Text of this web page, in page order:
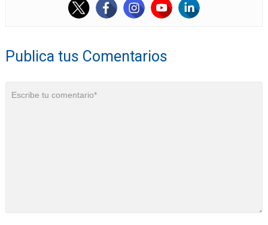
Publica tus Comentarios